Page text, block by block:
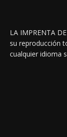
LA IMPRENTA
su reproducción
cualquier idioma